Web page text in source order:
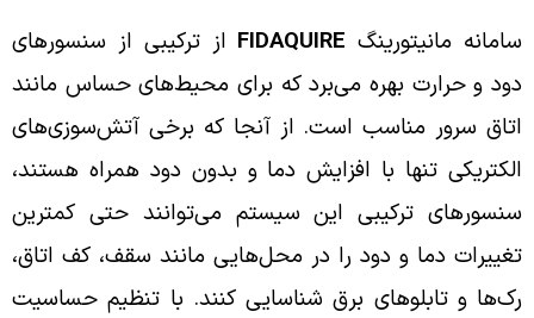
سامانه مانیتورینگ FIDAQUIRE از ترکیبی از سنسورهای
دود و حرارت بهره می‌برد که برای محیط‌های حساس مانند
اتاق سرور مناسب است. از آنجا که برخی آتش‌سوزی‌های
الکتریکی تنها با افزایش دما و بدون دود همراه هستند،
سنسورهای ترکیبی این سیستم می‌توانند حتی کمترین
تغییرات دما و دود را در محل‌هایی مانند سقف، کف اتاق،
رک‌ها و تابلوهای برق شناسایی کنند. با تنظیم حساسیت